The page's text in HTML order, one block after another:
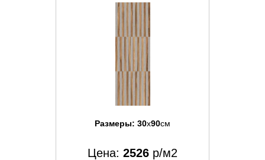
Размеры: 30x90см
Цена: 2526 р/м2